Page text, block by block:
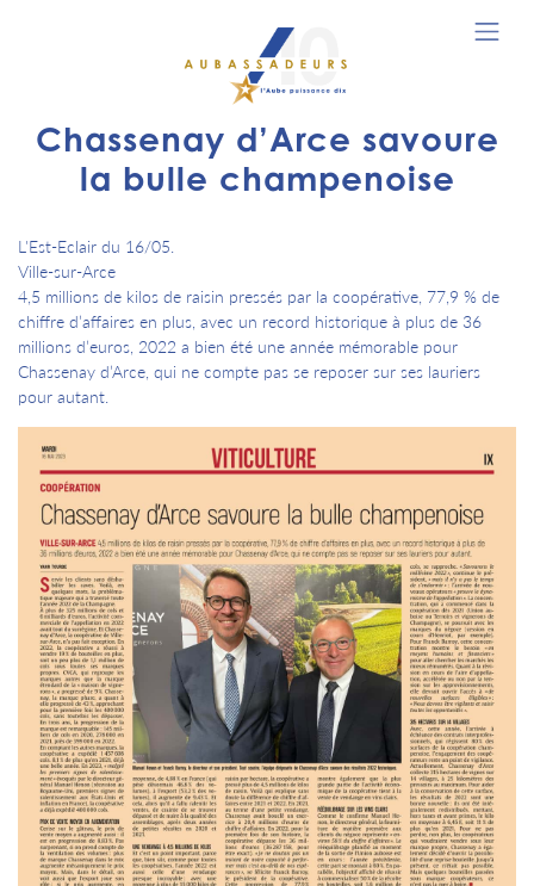
Chassenay d’Arce savoure
la bulle champenoise
L'Est-Eclair du 16/05.
Ville-sur-Arce
4,5 millions de kilos de raisin pressés par la coopérative, 77,9 % de
chiffre d’affaires en plus, avec un record historique à plus de 36
millions d’euros, 2022 a bien été une année mémorable pour
Chassenay d’Arce, qui ne compte pas se reposer sur ses lauriers
pour autant.